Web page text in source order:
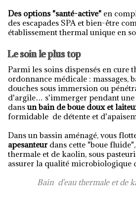
Des options "santé-active" en
des escapades SPA et bien-être
établissement thermal unique en
Le soin le plus top
Parmi les soins dispensés en cure thermale, sur
ordonnance médicale : massages,
douches sous immersion ou
d'argile… s'immerger pendant
dansun bain de boue doux et
formidable de détente et
Dans un bassin aménagé, vous
apesanteur dans cette "boue
thermale et de kaolin, sous
assurer la qualité microbiologique
Bain d'eau thermale et de